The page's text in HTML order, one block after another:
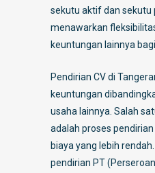
sekutu aktif dan sekutu
menawarkan
keuntungan lainnya
Pendirian CV di
keuntungan
usaha lainnya. Salah
adalah proses
biaya yang lebih
pendirian PT